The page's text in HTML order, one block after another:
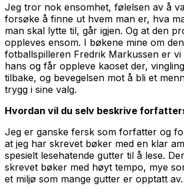
Jeg tror nok ensomhet, følelsen av å
forsøke å finne ut hvem man er, hva
man skal lytte til, går igjen. Og at den
oppleves ensom. I bøkene mine om
fotballspilleren Fredrik Markussen er vi
hans og får oppleve kaoset der,
tilbake, og bevegelsen mot å bli et
trygg i sine valg.
Hvordan vil du selv beskrive
Jeg er ganske fersk som forfatter og
at jeg har skrevet bøker med en klar
spesielt lesehatende gutter til å lese.
skrevet bøker med høyt tempo, mye
et miljø som mange gutter er opptatt av.